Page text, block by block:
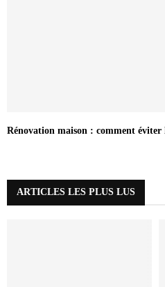
Rénovation maison : comment éviter
ARTICLES LES PLUS LUS